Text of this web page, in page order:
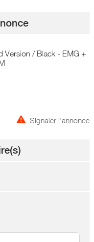
Version / Black - EMG +
Signaler l'annonce